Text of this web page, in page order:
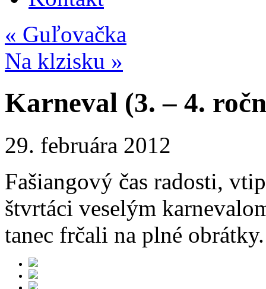
« Guľovačka
Na klzisku »
Karneval (3. – 4.
29. februára 2012
Fašiangový čas radosti,
štvrtáci veselým
tanec frčali na plné obrátky.